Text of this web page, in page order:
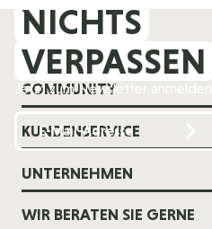
NICHTS
VERPASSEN
Jetzt zum Newsletter anmelden
FOREVER YOUNG
COMMUNITY
KUNDENSERVICE
UNTERNEHMEN
WIR BERATEN SIE GERNE